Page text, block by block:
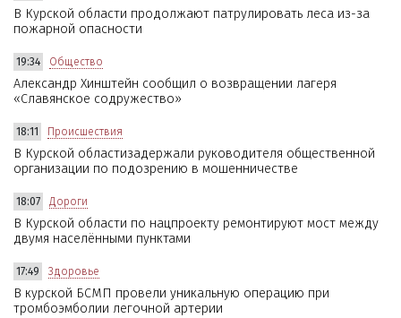
В Курской области продолжают патрулировать леса из-за
пожарной опасности
19:34 Общество
Александр Хинштейн сообщил о возвращении лагеря
«Славянское содружество»
18:11 Происшествия
В Курской областизадержали руководителя общественной
организации по подозрению в мошенничестве
18:07 Дороги
В Курской области по нацпроекту ремонтируют мост между
двумя населёнными пунктами
17:49 Здоровье
В курской БСМП провели уникальную операцию при
тромбоэмболии легочной артерии